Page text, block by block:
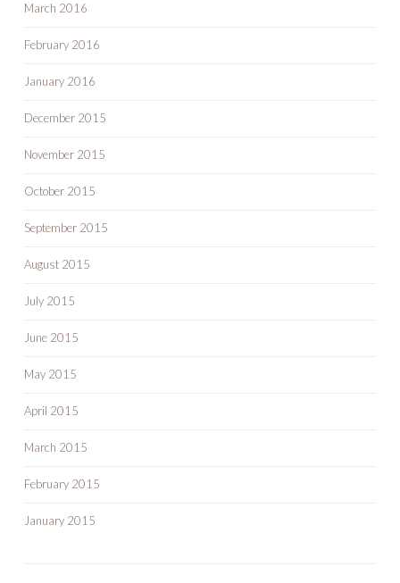
March 2016
February 2016
January 2016
December 2015
November 2015
October 2015
September 2015
August 2015
July 2015
June 2015
May 2015
April 2015
March 2015
February 2015
January 2015